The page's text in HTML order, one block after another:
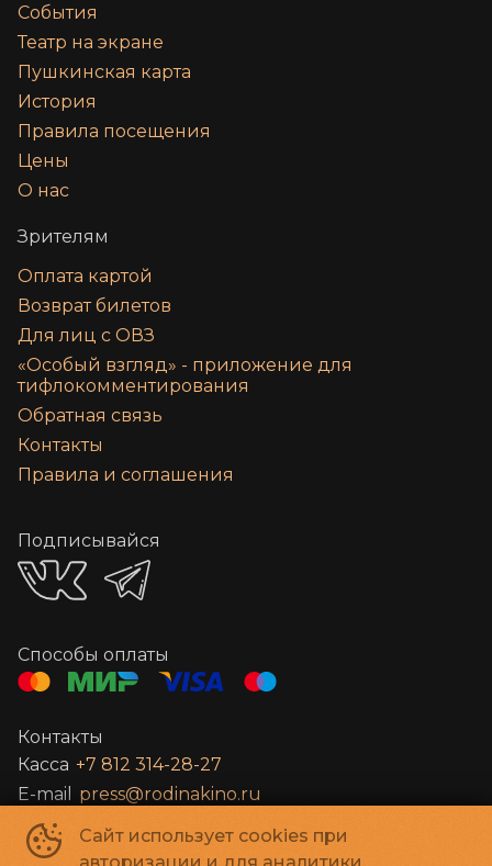
Сайт использует cookies при
События
Театр на экране
Пушкинская карта
История
Правила посещения
Цены
О нас
Зрителям
Оплата картой
Возврат билетов
Для лиц с ОВЗ
«‎Особый взгляд» - приложение для
тифлокомментирования
Обратная связь
Контакты
Правила и соглашения
Подписывайся
Способы оплаты
Контакты
Касса +7 812 314-28-27
E-mail press@rodinakino.ru
Санкт-Петербургское Государственное бюджетное учреждение